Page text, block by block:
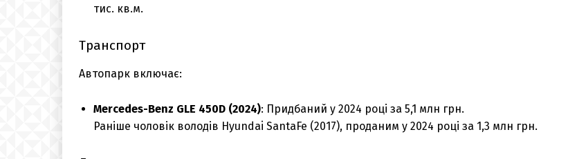
тис. кв.м.
Транспорт
Автопарк включає:
Mercedes-Benz GLE 450D (2024): Придбаний у 2024 році за 5,1 млн грн.
Раніше чоловік володів Hyundai SantaFe (2017), проданим у 2024 році за 1,3 млн грн.